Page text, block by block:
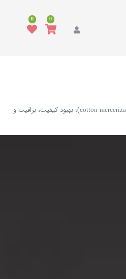
0
0
عملیات مرسریزاسیون پنبه (cotton mercerization)؛ بهبود کیفیت، براقیت و